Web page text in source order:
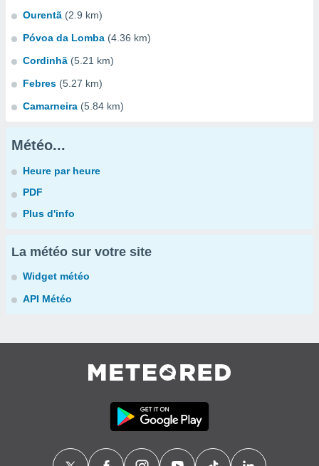
Ourentã (2.9 km)
Póvoa da Lomba (4.36 km)
Cordinhã (5.21 km)
Febres (5.27 km)
Camarneira (5.84 km)
Météo...
Heure par heure
PDF
Plus d'info
La météo sur votre site
Widget météo
API Météo